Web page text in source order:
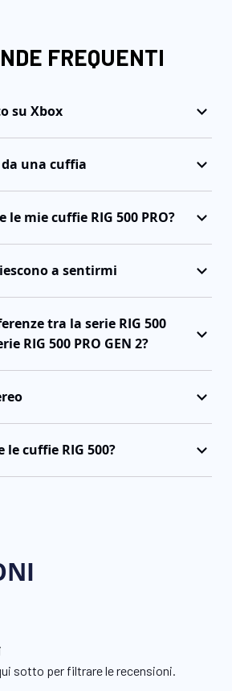
FREQUENTI
su Xbox
da una cuffia
le mie cuffie RIG 500 PRO?
a sentirmi
tra la serie RIG 500
RIG 500 PRO GEN 2?
cuffie RIG 500?